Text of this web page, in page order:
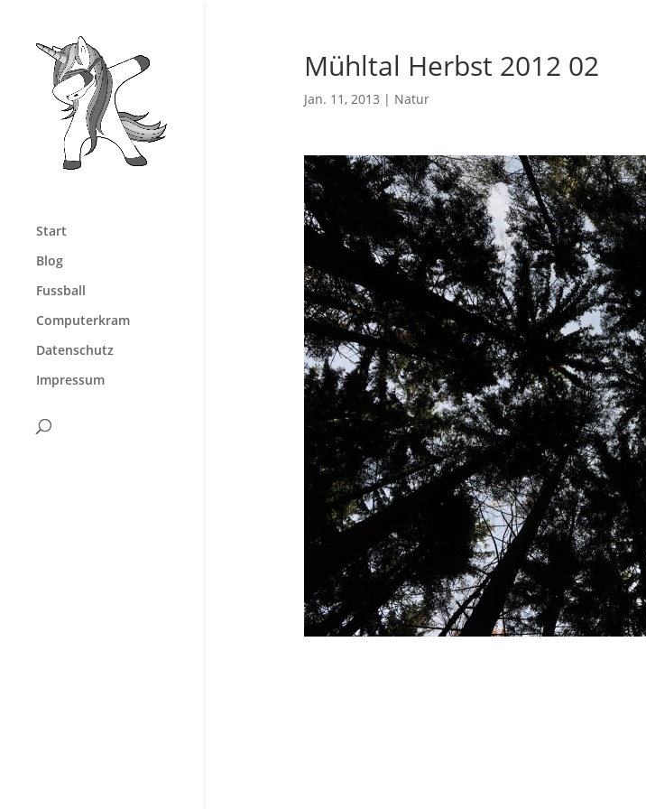
Start
Blog
Fussball
Computerkram
Datenschutz
Impressum
Mühltal Herbst 2012 02
Jan. 11, 2013 | Natur